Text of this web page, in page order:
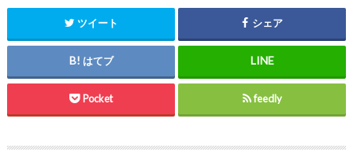
ツイート シェア
はてブ
Pocket feedly